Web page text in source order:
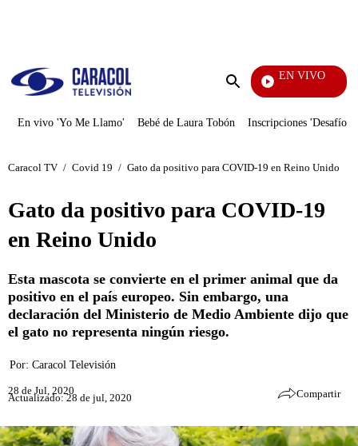
Enviar
EN VIVO
Rafael
En vivo 'Yo Me Llamo' Bebé de Laura Tobón Inscripciones 'Desafío'
Caracol TV / Covid 19 / Gato da positivo para COVID-19 en Reino Unido
Gato da positivo para COVID-19
en Reino Unido
Esta mascota se convierte en el primer animal que da
positivo en el país europeo. Sin embargo, una
declaración del Ministerio de Medio Ambiente dijo que
el gato no representa ningún riesgo.
Por: Caracol Televisión
28 de Jul, 2020
Actualizado: 28 de jul, 2020 Compartir